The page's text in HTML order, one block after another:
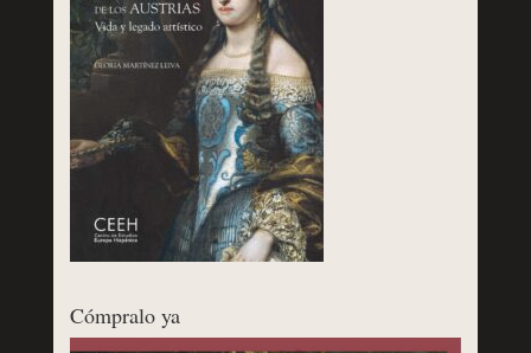
Cómpralo ya